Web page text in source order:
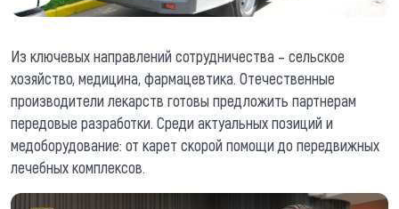
Из ключевых направлений сотрудничества – сельское
хозяйство, медицина, фармацевтика. Отечественные
производители лекарств готовы предложить партнерам
передовые разработки. Среди актуальных позиций и
медоборудование: от карет скорой помощи до передвижных
лечебных комплексов.